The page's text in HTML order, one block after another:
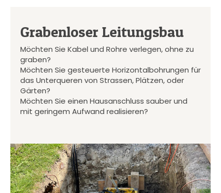
Grabenloser Leitungsbau
Möchten Sie Kabel und Rohre verlegen, ohne zu
graben?
Möchten Sie gesteuerte Horizontalbohrungen für
das Unterqueren von Strassen, Plätzen, oder
Gärten?
Möchten Sie einen Hausanschluss sauber und
mit geringem Aufwand realisieren?